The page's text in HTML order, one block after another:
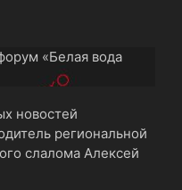
новостей
региональной
слалома Алексей